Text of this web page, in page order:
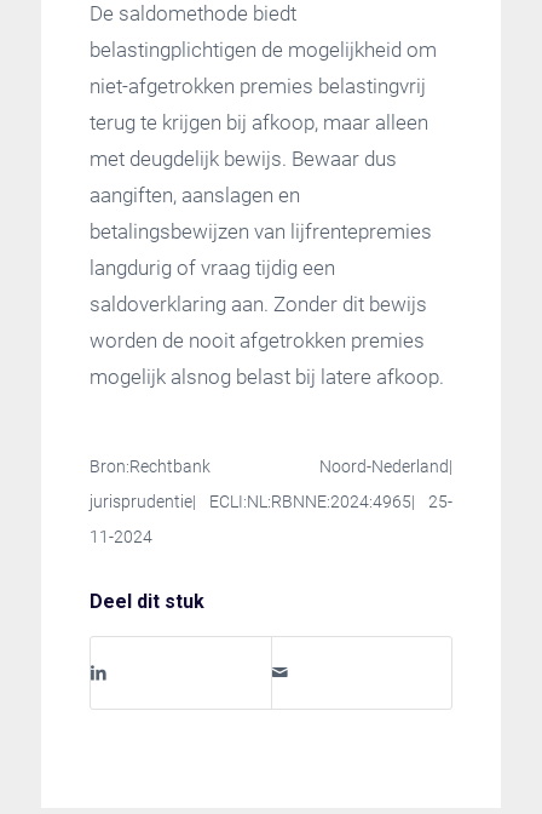
De saldomethode biedt
belastingplichtigen de mogelijkheid om
niet-afgetrokken premies belastingvrij
terug te krijgen bij afkoop, maar alleen
met deugdelijk bewijs. Bewaar dus
aangiften, aanslagen en
betalingsbewijzen van lijfrentepremies
langdurig of vraag tijdig een
saldoverklaring aan. Zonder dit bewijs
worden de nooit afgetrokken premies
mogelijk alsnog belast bij latere afkoop.
Bron:Rechtbank Noord-Nederland|
jurisprudentie| ECLI:NL:RBNNE:2024:4965| 25-
11-2024
Deel dit stuk